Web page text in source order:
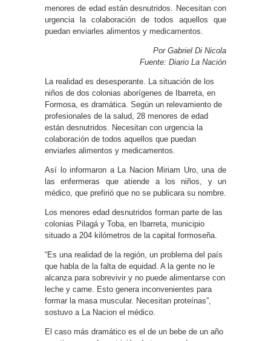
menores de edad están desnutridos. Necesitan con
urgencia la colaboración de todos aquellos que
puedan enviarles alimentos y medicamentos.
Por Gabriel Di Nicola
Fuente: Diario La Nación
La realidad es desesperante. La situación de los
niños de dos colonias aborígenes de Ibarreta, en
Formosa, es dramática. Según un relevamiento de
profesionales de la salud, 28 menores de edad
están desnutridos. Necesitan con urgencia la
colaboración de todos aquellos que puedan
enviarles alimentos y medicamentos.
Así lo informaron a La Nacion Miriam Uro, una de
las enfermeras que atiende a los niños, y un
médico, que prefirió que no se publicara su nombre.
Los menores edad desnutridos forman parte de las
colonias Pilagá y Toba, en Ibarreta, municipio
situado a 204 kilómetros de la capital formoseña.
“Es una realidad de la región, un problema del país
que habla de la falta de equidad. A la gente no le
alcanza para sobrevivir y no puede alimentarse con
leche y carne. Esto genera inconvenientes para
formar la masa muscular. Necesitan proteínas”,
sostuvo a La Nacion el médico.
El caso más dramático es el de un bebe de un año